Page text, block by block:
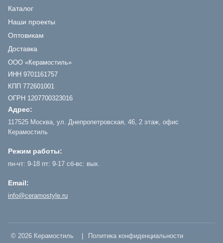
Каталог
Наши проекты
Оптовикам
Доставка
ООО «Керамостиль»
ИНН 9701161757
КПП 772601001
ОГРН 1207700323016
Адрес:
117525 Москва, ул. Днепропетровская, 46, 2 этаж, офис
Керамостиль
Режим работы:
пн-чт: 9-18 пт: 9-17 сб-вс: вых.
Email:
info@ceramostyle.ru
© 2026 Керамостиль | Политика конфиденциальности